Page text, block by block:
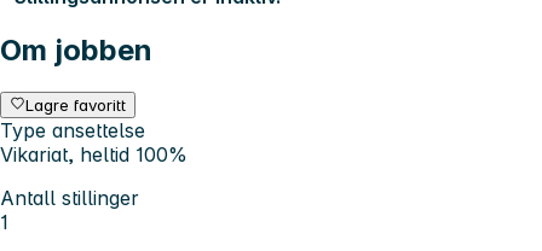
Om jobben
Lagre favoritt
Type ansettelse
Vikariat, heltid 100%
Antall stillinger
1